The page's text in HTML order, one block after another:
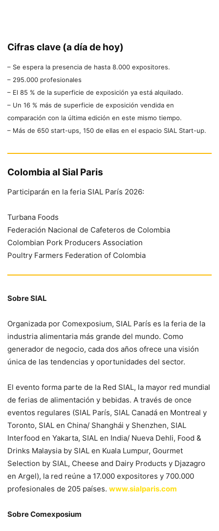
Cifras clave (a día de hoy)
– Se espera la presencia de hasta 8.000 expositores.
– 295.000 profesionales
– El 85 % de la superficie de exposición ya está alquilado.
– Un 16 % más de superficie de exposición vendida en
comparación con la última edición en este mismo tiempo.
– Más de 650 start-ups, 150 de ellas en el espacio SIAL Start-up.
Colombia al Sial Paris
Participarán en la feria SIAL París 2026:
Turbana Foods
Federación Nacional de Cafeteros de Colombia
Colombian Pork Producers Association
Poultry Farmers Federation of Colombia
Sobre SIAL
Organizada por Comexposium, SIAL París es la feria de la
industria alimentaria más grande del mundo. Como
generador de negocio, cada dos años ofrece una visión
única de las tendencias y oportunidades del sector.
El evento forma parte de la Red SIAL, la mayor red mundial
de ferias de alimentación y bebidas. A través de once
eventos regulares (SIAL París, SIAL Canadá en Montreal y
Toronto, SIAL en China/ Shanghái y Shenzhen, SIAL
Interfood en Yakarta, SIAL en India/ Nueva Dehli, Food &
Drinks Malaysia by SIAL en Kuala Lumpur, Gourmet
Selection by SIAL, Cheese and Dairy Products y Djazagro
en Argel), la red reúne a 17.000 expositores y 700.000
profesionales de 205 países. www.sialparis.com
Sobre Comexposium